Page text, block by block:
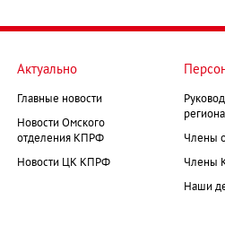
Актуально
Главные новости
Новости Омского
отделения КПРФ
Новости ЦК КПРФ
Члены
Члены
Наши